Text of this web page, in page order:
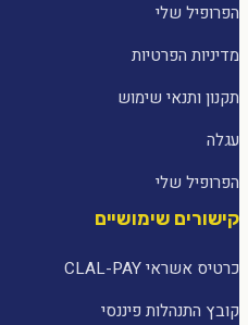
הפרופיל שלי
מדיניות הפרטיות
תקנון ותנאי שימוש
עגלה
הפרופיל שלי
קישורים שימושיים
כרטיס אשראי CLAL-PAY
קובץ התנהלות פיננסי